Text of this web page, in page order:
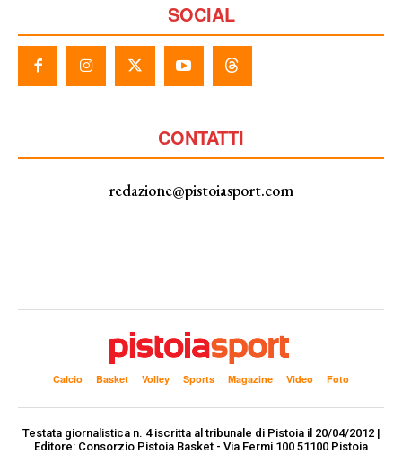
SOCIAL
CONTATTI
redazione@pistoiasport.com
Calcio Basket Volley Sports Magazine Video Foto
Testata giornalistica n. 4 iscritta al tribunale di Pistoia il 20/04/2012 |
Editore: Consorzio Pistoia Basket - Via Fermi 100 51100 Pistoia